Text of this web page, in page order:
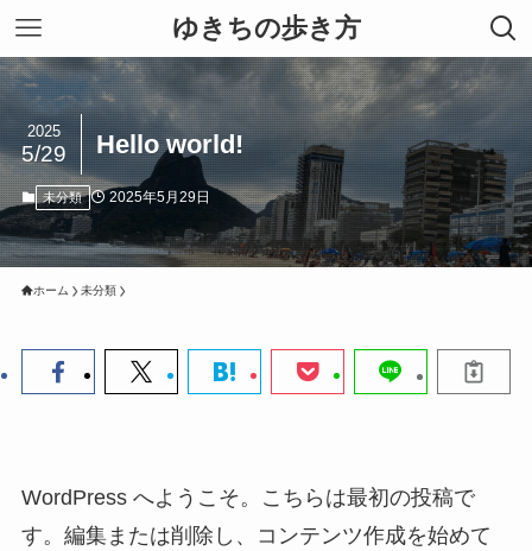
ゆきちの歩き方
Hello world!
2025
5/29
未分類 2025年5月29日
ホーム 未分類
WordPress へようこそ。こちらは最初の投稿で
す。編集または削除し、コンテンツ作成を始めて